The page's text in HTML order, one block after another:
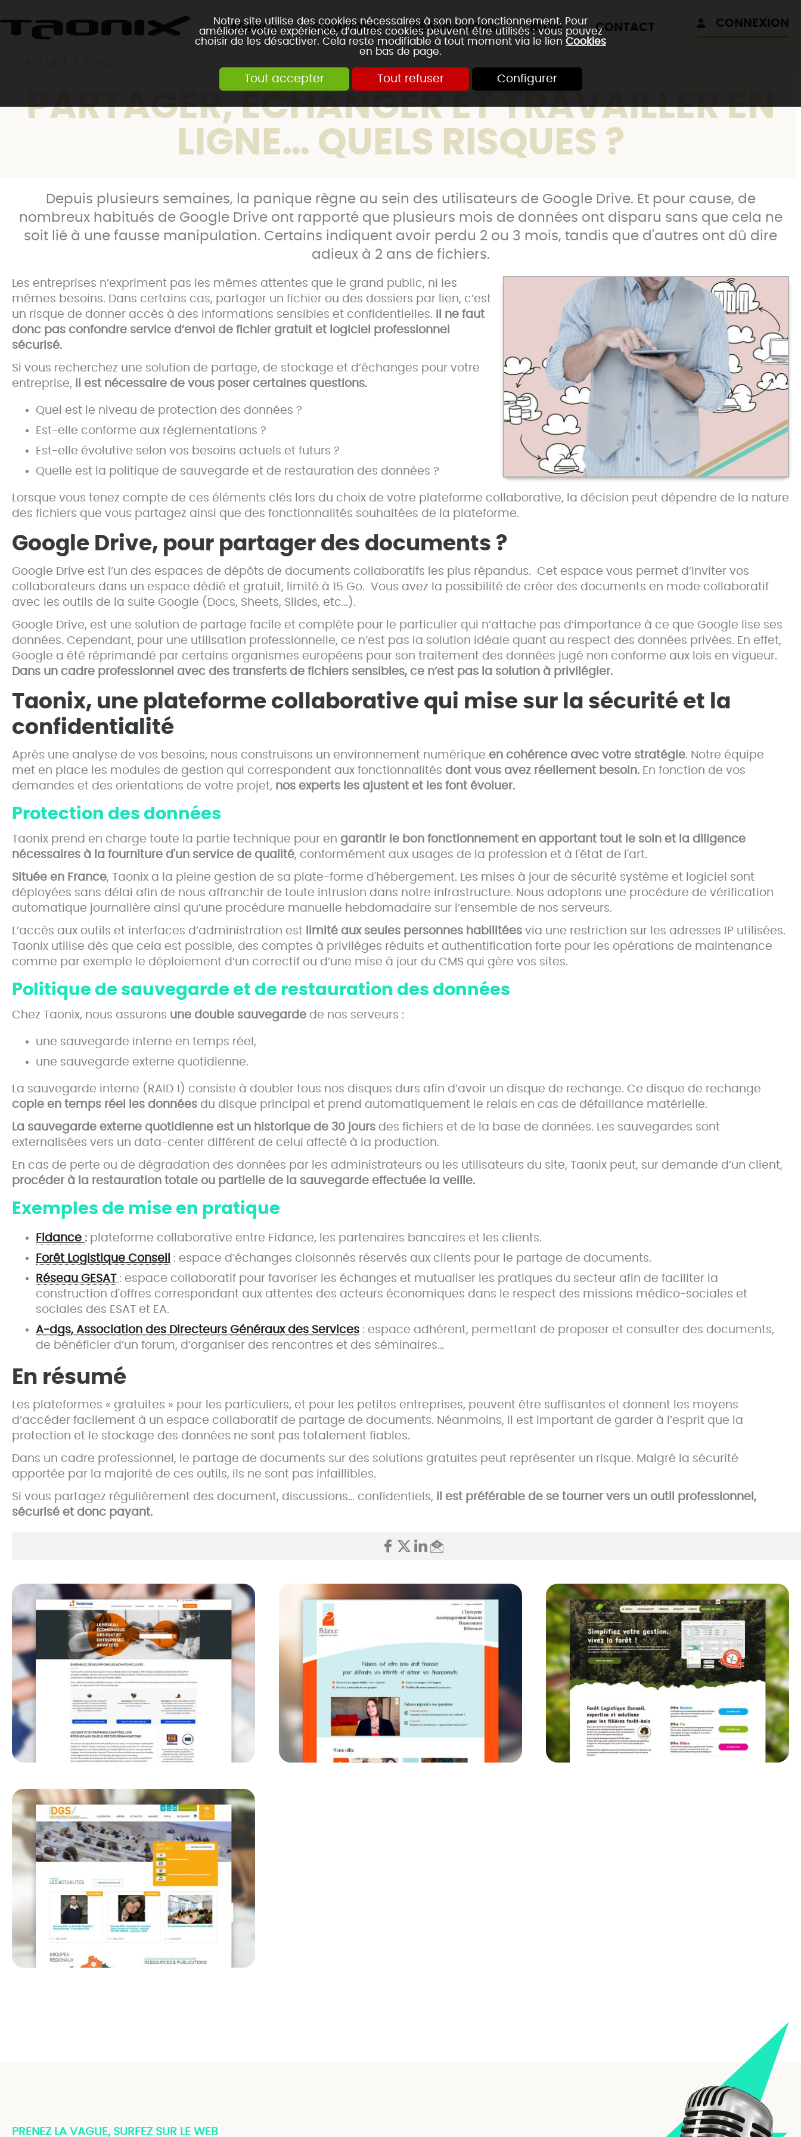
Notre site utilise des cookies nécessaires à son bon fonctionnement. Pour
améliorer votre expérience, d’autres cookies peuvent être utilisés : vous pouvez
choisir de les désactiver. Cela reste modifiable à tout moment via le lien Cookies
en bas de page.
Tout accepter Tout refuser Configurer
L'AGENCE SOLUTIONS RÉALISATIONS BLOG CONTACT CONNEXION
PARTAGER, ÉCHANGER ET TRAVAILLER EN
LIGNE… QUELS RISQUES ?
Depuis plusieurs semaines, la panique règne au sein des utilisateurs de Google Drive. Et pour cause, de
nombreux habitués de Google Drive ont rapporté que plusieurs mois de données ont disparu sans que cela ne
soit lié à une fausse manipulation. Certains indiquent avoir perdu 2 ou 3 mois, tandis que d'autres ont dû dire
adieux à 2 ans de fichiers.
Les entreprises n’expriment pas les mêmes attentes que le grand public, ni les
mêmes besoins. Dans certains cas, partager un fichier ou des dossiers par lien, c’est
un risque de donner accès à des informations sensibles et confidentielles. Il ne faut
donc pas confondre service d’envoi de fichier gratuit et logiciel professionnel
sécurisé.
Si vous recherchez une solution de partage, de stockage et d’échanges pour votre
entreprise, il est nécessaire de vous poser certaines questions.
Quel est le niveau de protection des données ?
Est-elle conforme aux réglementations ?
Est-elle évolutive selon vos besoins actuels et futurs ?
Quelle est la politique de sauvegarde et de restauration des données ?
Lorsque vous tenez compte de ces éléments clés lors du choix de votre plateforme collaborative, la décision peut dépendre de la nature
des fichiers que vous partagez ainsi que des fonctionnalités souhaitées de la plateforme.
Google Drive, pour partager des documents ?
Google Drive est l’un des espaces de dépôts de documents collaboratifs les plus répandus. Cet espace vous permet d’inviter vos
collaborateurs dans un espace dédié et gratuit, limité à 15 Go. Vous avez la possibilité de créer des documents en mode collaboratif
avec les outils de la suite Google (Docs, Sheets, Slides, etc…).
Google Drive, est une solution de partage facile et complète pour le particulier qui n’attache pas d’importance à ce que Google lise ses
données. Cependant, pour une utilisation professionnelle, ce n’est pas la solution idéale quant au respect des données privées. En effet,
Google a été réprimandé par certains organismes européens pour son traitement des données jugé non conforme aux lois en vigueur.
Dans un cadre professionnel avec des transferts de fichiers sensibles, ce n’est pas la solution à privilégier.
Taonix, une plateforme collaborative qui mise sur la sécurité et la
confidentialité
Après une analyse de vos besoins, nous construisons un environnement numérique en cohérence avec votre stratégie. Notre équipe
met en place les modules de gestion qui correspondent aux fonctionnalités dont vous avez réellement besoin. En fonction de vos
demandes et des orientations de votre projet, nos experts les ajustent et les font évoluer.
Protection des données
Taonix prend en charge toute la partie technique pour en garantir le bon fonctionnement en apportant tout le soin et la diligence
nécessaires à la fourniture d'un service de qualité, conformément aux usages de la profession et à l'état de l'art.
Située en France, Taonix a la pleine gestion de sa plate-forme d'hébergement. Les mises à jour de sécurité système et logiciel sont
déployées sans délai afin de nous affranchir de toute intrusion dans notre infrastructure. Nous adoptons une procédure de vérification
automatique journalière ainsi qu’une procédure manuelle hebdomadaire sur l’ensemble de nos serveurs.
L’accès aux outils et interfaces d’administration est
limité aux seules personnes habilitées via une restriction sur les adresses IP utilisées.
Taonix utilise dès que cela est possible, des comptes à privilèges réduits et authentification forte pour les opérations de maintenance
comme par exemple le déploiement d’un correctif ou d’une mise à jour du CMS qui gère vos sites.
Politique de sauvegarde et de restauration des données
Chez Taonix, nous assurons une double sauvegarde de nos serveurs :
une sauvegarde interne en temps réel,
une sauvegarde externe quotidienne.
La sauvegarde interne (RAID 1) consiste à doubler tous nos disques durs afin d’avoir un disque de rechange. Ce disque de rechange
copie en temps réel les données du disque principal et prend automatiquement le relais en cas de défaillance matérielle.
La sauvegarde externe quotidienne est un historique de 30 jours des fichiers et de la base de données. Les sauvegardes sont
externalisées vers un data-center différent de celui affecté à la production.
En cas de perte ou de dégradation des données par les administrateurs ou les utilisateurs du site, Taonix peut, sur demande d’un client,
procéder à la restauration totale ou partielle de la sauvegarde effectuée la veille.
Exemples de mise en pratique
Fidance : plateforme collaborative entre Fidance, les partenaires bancaires et les clients.
Forêt Logistique Conseil
: espace d’échanges cloisonnés réservés aux clients pour le partage de documents.
Réseau GESAT : espace collaboratif pour favoriser les échanges et mutualiser les pratiques du secteur afin de faciliter la
construction d'offres correspondant aux attentes des acteurs économiques dans le respect des missions médico-sociales et
sociales des ESAT et EA.
A-dgs, Association des Directeurs Généraux des Services : espace adhérent, permettant de proposer et consulter des documents,
de bénéficier d’un forum, d’organiser des rencontres et des séminaires…
En résumé
Les plateformes « gratuites » pour les particuliers, et pour les petites entreprises, peuvent être suffisantes et donnent les moyens
d’accéder facilement à un espace collaboratif de partage de documents. Néanmoins, il est important de garder à l’esprit que la
protection et le stockage des données ne sont pas totalement fiables.
Dans un cadre professionnel, le partage de documents sur des solutions gratuites peut représenter un risque. Malgré la sécurité
apportée par la majorité de ces outils, ils ne sont pas infaillibles.
Si vous partagez régulièrement des document, discussions… confidentiels, il est préférable de se tourner vers un outil professionnel,
sécurisé et donc payant.
PRENEZ LA VAGUE, SURFEZ SUR LE WEB